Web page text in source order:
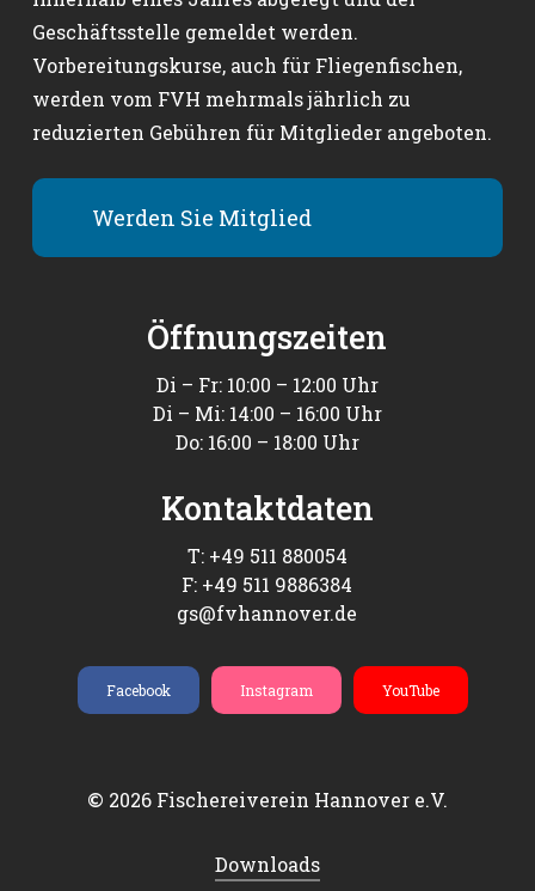
Geschäftsstelle gemeldet werden.
Vorbereitungskurse, auch für Fliegenfischen,
werden vom FVH mehrmals jährlich zu
reduzierten Gebühren für Mitglieder angeboten.
Werden Sie Mitglied
Öffnungszeiten
Di – Fr: 10:00 – 12:00 Uhr
Di – Mi: 14:00 – 16:00 Uhr
Do: 16:00 – 18:00 Uhr
Kontaktdaten
T: +49 511 880054
F: +49 511 9886384
gs@fvhannover.de
Facebook Instagram YouTube
© 2026Fischereiverein Hannover e.V.
Downloads